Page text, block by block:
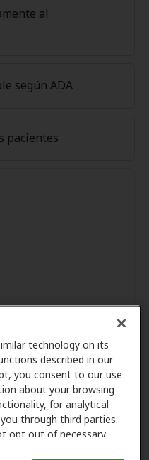
technology on its
described in our
you consent to our use
about your browsing
for analytical
through third parties.
opt out of necessary
al
según ADA
pacientes